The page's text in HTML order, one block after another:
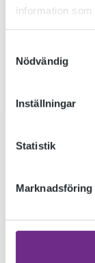
information
Nödvändig
Inställningar
Statistik
Marknadsföring